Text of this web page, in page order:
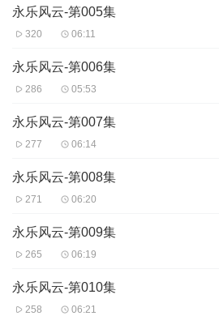
永乐风云-第005集
320 06:11
永乐风云-第006集
286 05:53
永乐风云-第007集
277 06:14
永乐风云-第008集
271 06:20
永乐风云-第009集
265 06:19
永乐风云-第010集
258 06:21